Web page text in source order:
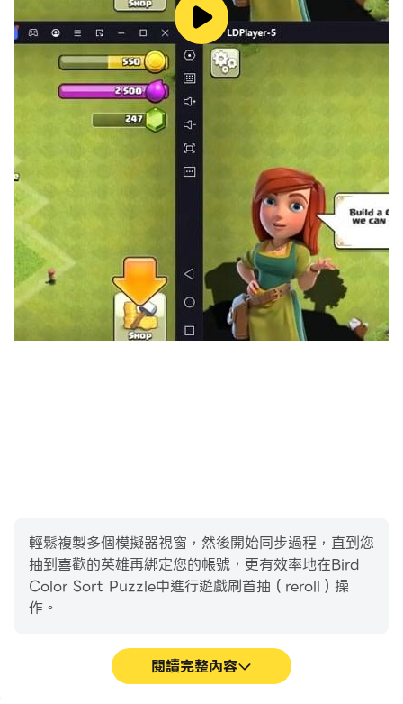
輕鬆複製多個模擬器視窗，然後開始同步過程，直到您
抽到喜歡的英雄再綁定您的帳號，更有效率地在Bird
Color Sort Puzzle中進行遊戲刷首抽（reroll）操
作。
閱讀完整內容